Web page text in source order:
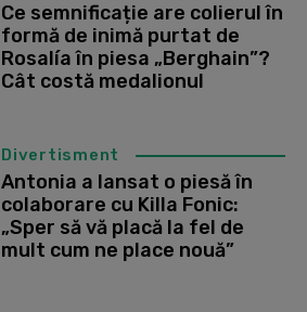
Ce semnificație are colierul în
formă de inimă purtat de
Rosalía în piesa „Berghain”?
Cât costă medalionul
Divertisment
Antonia a lansat o piesă în
colaborare cu Killa Fonic:
„Sper să vă placă la fel de
mult cum ne place nouă”